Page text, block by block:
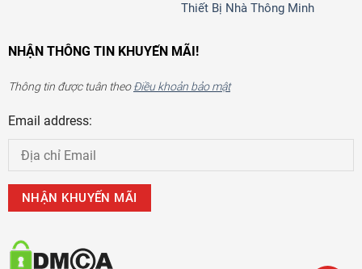
Thiết Bị Nhà Thông Minh
NHẬN THÔNG TIN KHUYẾN MÃI!
Thông tin được tuân theoĐiều khoản bảo mật
Email address: